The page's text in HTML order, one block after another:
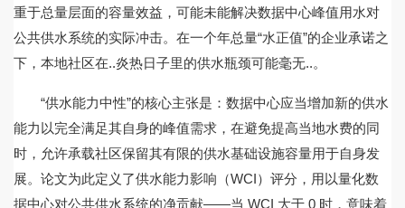
重于总量层面的容量效益，可能未能解决数据中心峰值用水对
公共供水系统的实际冲击。在一个年总量“水正值”的企业承诺之
下，本地社区在..炎热日子里的供水瓶颈可能毫无..。
“供水能力中性”的核心主张是：数据中心应当增加新的供水
能力以完全满足其自身的峰值需求，在避免提高当地水费的同
时，允许承载社区保留其有限的供水基础设施容量用于自身发
展。论文为此定义了供水能力影响（WCI）评分，用以量化数
据中心对公共供水系统的净贡献——当 WCI 大于 0 时，意味着